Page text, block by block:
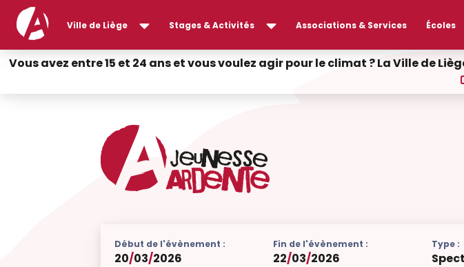
Ville de Liège Stages & Activités Associations & Services Écoles
Vous avez entre 15 et 24 ans et vous voulez agir pour le climat ? La Ville de
Début de l'évènement :
20/03/2026
Fin de l'évènement :
22/03/2026
Type :